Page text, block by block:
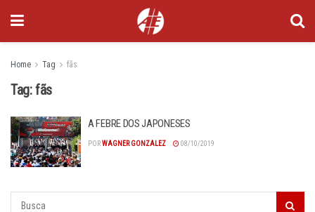
Home Tag fãs
Tag:fãs
A FEBRE DOS JAPONESES
PORWAGNER GONZALEZ 08/10/2019